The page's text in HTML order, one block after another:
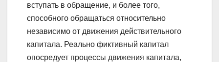
вступать в обращение, и более того,
способного обращаться относительно
независимо от движения действительного
капитала. Реально фиктивный капитал
опосредует процессы движения капитала,